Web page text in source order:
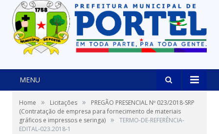
MENU
Home » Licitações »
PREGÃO PRESENCIAL Nº 023/2018-SRP
(Contratação de empresa para fornecimento de materiais
gráficos e impressos e seringa) »
TERMO-DE-REFERÊNCIA-
EDITAL-023.2018-1